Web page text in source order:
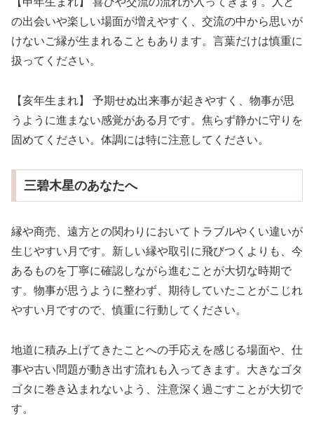
の出会いや楽しい場面が増えやすく、交流の中から思いが
けないご縁が生まれることもあります。言葉だけは慎重に
扱ってください。
【亥年生まれ】 予期せぬ出来事が起きやすく、物事が思
うように進まない感覚がある月です。焦らず静かに守りを
固めてください。体調には特に注意してください。
三碧木星のあなたへ
縁や商売、遠方との関わりにおいてトラブルやくい違いが
生じやすい月です。新しい縁や取引に飛びつくよりも、今
あるものを丁寧に確認しながら進むことが大切な時期で
す。物事が思うように整わず、期待していたことがこじれ
やすい月ですので、慎重に行動してください。
地道に積み上げてきたことへの手応えを感じる場面や、仕
事や古い問題が動き出す流れも入ってきます。大きなゴタ
ゴタに巻き込まれないよう、注意深く過ごすことが大切で
す。